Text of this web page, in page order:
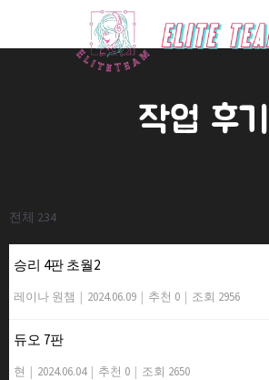
작업 후기
전체 234
승리 4판 초월2
레이나 원챔 | 2024.06.09 | 추천 0 | 조회 2956
듀오 7판
현 | 2024.06.04 | 추천 0 | 조회 2650